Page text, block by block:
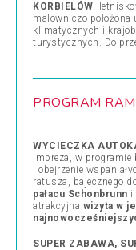
KORBIELÓW
malowniczo
klimatycznych i
turystycznych. Do
PROGRAM
WYCIECZKA
impreza, w programie
i obejrzenie
ratusza, bajecznego
pałacu Schonbrunn i
atrakcyjna wizyta w
SUPER ZABAWA,